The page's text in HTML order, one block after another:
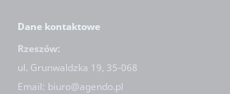
Dane kontaktowe
Rzeszów:
ul. Grunwaldzka 19, 35-068
Email: biuro@agendo.pl